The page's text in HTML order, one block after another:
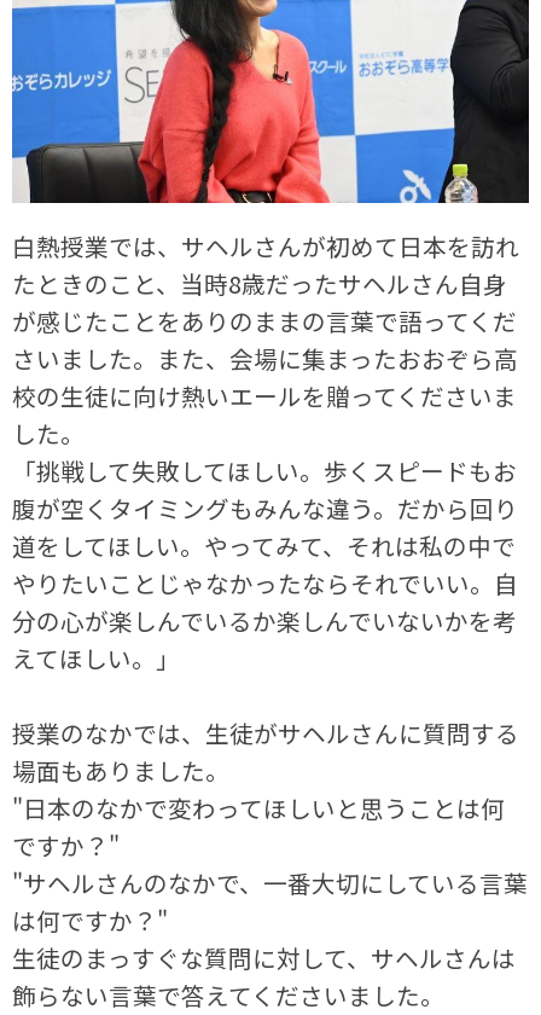
白熱授業では、サヘルさんが初めて日本を訪れ
たときのこと、当時8歳だったサヘルさん自身
が感じたことをありのままの言葉で語ってくだ
さいました。また、会場に集まったおおぞら高
校の生徒に向け熱いエールを贈ってくださいま
した。
「挑戦して失敗してほしい。歩くスピードもお
腹が空くタイミングもみんな違う。だから回り
道をしてほしい。やってみて、それは私の中で
やりたいことじゃなかったならそれでいい。自
分の心が楽しんでいるか楽しんでいないかを考
えてほしい。」
授業のなかでは、生徒がサヘルさんに質問する
場面もありました。
"日本のなかで変わってほしいと思うことは何
ですか？"
"サヘルさんのなかで、一番大切にしている言葉
は何ですか？"
生徒のまっすぐな質問に対して、サヘルさんは
飾らない言葉で答えてくださいました。